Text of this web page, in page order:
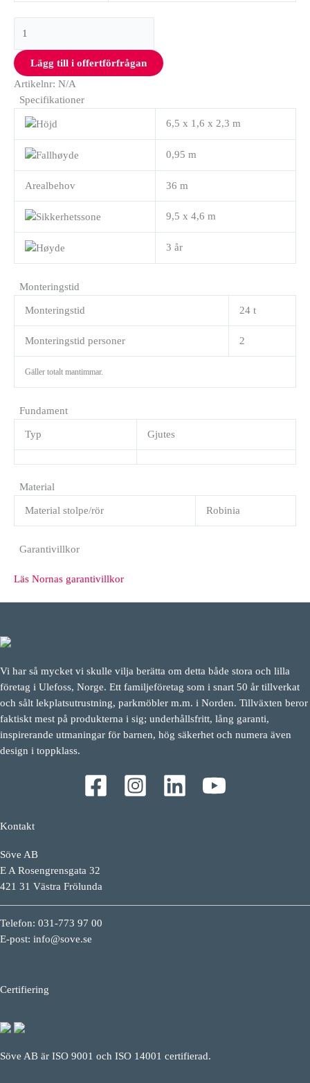
Lägg till i offertförfrågan
Artikelnr: N/A
Specifikationer
6,5 x 1,6 x 2,3 m
0,95 m
Arealbehov 36 m
9,5 x 4,6 m
3 år
Monteringstid
Monteringstid 24 t
Monteringstid personer 2
Gäller totalt mantimmar.
Fundament
Typ Gjutes
Material
Material stolpe/rör Robinia
Garantivillkor
Läs Nornas garantivillkor
Vi har så mycket vi skulle vilja berätta om detta både stora och lilla
företag i Ulefoss, Norge. Ett familjeföretag som i snart 50 år tillverkat
och sålt lekplatsutrustning, parkmöbler m.m. i Norden. Tillväxten beror
faktiskt mest på produkterna i sig; underhållsfritt, lång garanti,
inspirerande utmaningar för barnen, hög säkerhet och numera även
design i toppklass.
Kontakt
Söve AB
E A Rosengrensgata 32
421 31 Västra Frölunda
Telefon: 031-773 97 00
E-post: info@sove.se
Certifiering
Söve AB är ISO 9001 och ISO 14001 certifierad.